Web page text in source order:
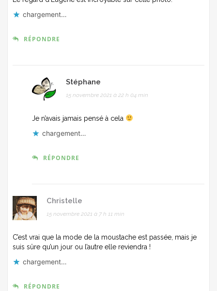
chargement…
RÉPONDRE
Stéphane
15 novembre 2021 à 22 h 04 min
Je n’avais jamais pensé à cela
chargement…
RÉPONDRE
Christelle
15 novembre 2021 à 7 h 11 min
C’est vrai que la mode de la moustache est passée, mais je
suis sûre qu’un jour ou l’autre elle reviendra !
chargement…
RÉPONDRE